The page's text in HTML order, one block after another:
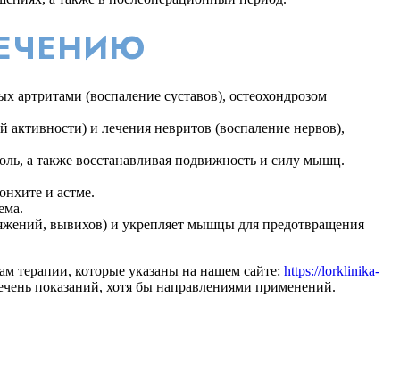
(воспаление суставов), остеохондрозом
активности) и лечения невритов (воспаление нервов),
а также восстанавливая подвижность и силу мышц.
и астме.
вывихов) и укрепляет мышцы для предотвращения
терапии, которые указаны на нашем сайте: https://lorklinika-
показаний, хотя бы направлениями применений.